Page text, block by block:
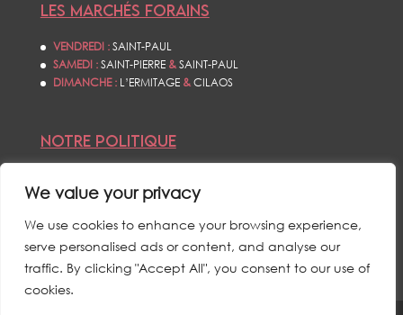
We value your privacy
We use cookies to enhance your browsing experience,
serve personalised ads or content, and analyse our
traffic. By clicking "Accept All", you consent to our use of
cookies.
LES MARCHÉS FORAINS
VENDREDI :SAINT-PAUL
SAMEDI :SAINT-PIERRE&SAINT-PAUL
DIMANCHE : L’ERMITAGE &CILAOS
NOTRE POLITIQUE
POLITIQUE DE CONFIDENTIALITÉS